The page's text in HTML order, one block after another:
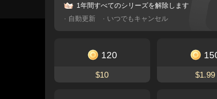
1年間すべてのシリーズを解除します
· 自動更新
· いつでもキャンセル
120
$10 $1.99